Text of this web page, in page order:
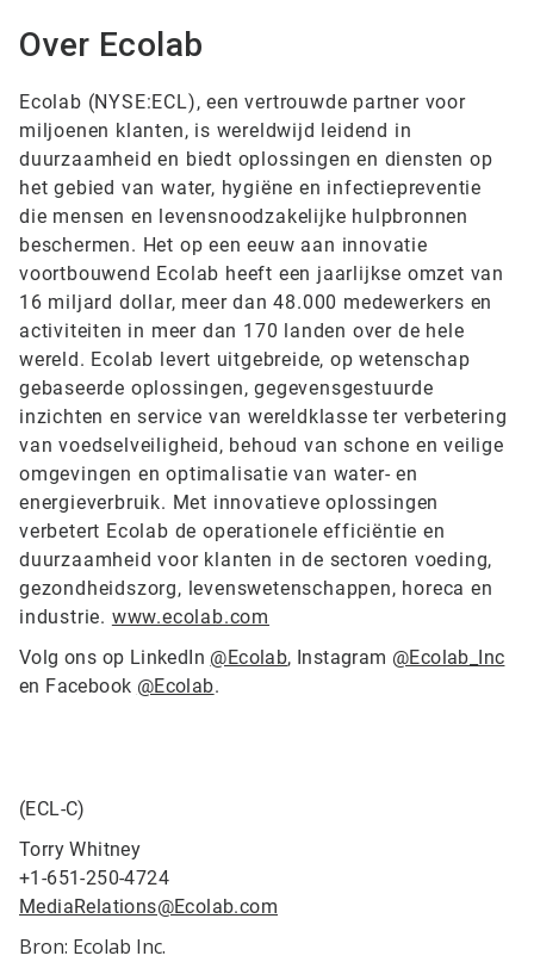
Over Ecolab
Ecolab (NYSE:ECL), een vertrouwde partner voor
miljoenen klanten, is wereldwijd leidend in
duurzaamheid en biedt oplossingen en diensten op
het gebied van water, hygiëne en infectiepreventie
die mensen en levensnoodzakelijke hulpbronnen
beschermen. Het op een eeuw aan innovatie
voortbouwend Ecolab heeft een jaarlijkse omzet van
16 miljard dollar, meer dan 48.000 medewerkers en
activiteiten in meer dan 170 landen over de hele
wereld. Ecolab levert uitgebreide, op wetenschap
gebaseerde oplossingen, gegevensgestuurde
inzichten en service van wereldklasse ter verbetering
van voedselveiligheid, behoud van schone en veilige
omgevingen en optimalisatie van water- en
energieverbruik. Met innovatieve oplossingen
verbetert Ecolab de operationele efficiëntie en
duurzaamheid voor klanten in de sectoren voeding,
gezondheidszorg, levenswetenschappen, horeca en
industrie. www.ecolab.com
Volg ons op LinkedIn @Ecolab, Instagram @Ecolab_Inc
en Facebook @Ecolab.
(ECL-C)
Torry Whitney
+1-651-250-4724
MediaRelations@Ecolab.com
Bron: Ecolab Inc.